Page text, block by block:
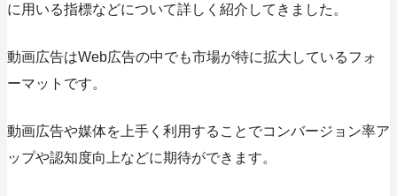
に用いる指標などについて詳しく紹介してきました。
動画広告はWeb広告の中でも市場が特に拡大しているフォ
ーマットです。
動画広告や媒体を上手く利用することでコンバージョン率ア
ップや認知度向上などに期待ができます。